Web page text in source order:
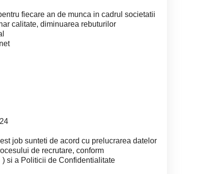
fiecare an de munca in cadrul societatii
calitate, diminuarea rebuturilor
job sunteti de acord cu prelucrarea datelor
de recrutare, conform
si a Politicii de Confidentialitate